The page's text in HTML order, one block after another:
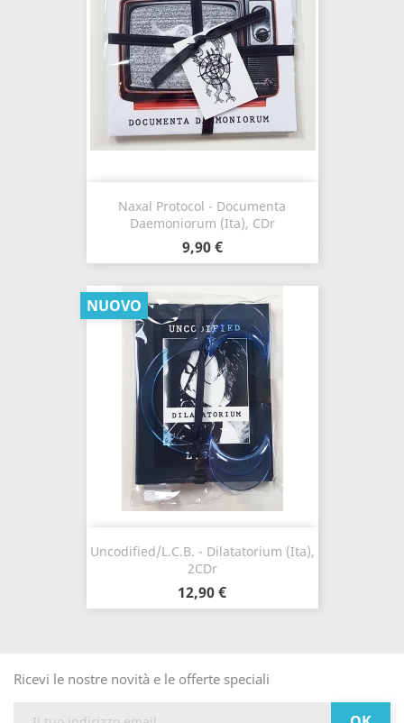
Naxal Protocol - Documenta
Daemoniorum (Ita), CDr
9,90 €
Uncodified/L.C.B. - Dilatatorium (Ita),
2CDr
12,90 €
NUOVO
Ricevi le nostre novità e le offerte speciali